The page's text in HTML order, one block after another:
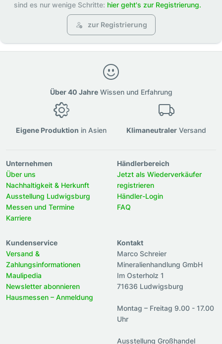
sind es nur wenige Schritte: hier geht's zur Registrierung.
zur Registrierung
Über 40 JahreWissen und Erfahrung
Eigene Produktion in Asien Klimaneutraler Versand
Unternehmen
Über uns
Nachhaltigkeit & Herkunft
Ausstellung Ludwigsburg
Messen und Termine
Karriere
Händlerbereich
Jetzt als Wiederverkäufer
registrieren
Händler-Login
FAQ
Kundenservice
Versand &
Zahlungsinformationen
Maulipedia
Newsletter abonnieren
Hausmessen – Anmeldung
Kontakt
Marco Schreier
Mineralienhandlung GmbH
Im Osterholz 1
71636 Ludwigsburg
Montag – Freitag 9.00 - 17.00
Uhr
Ausstellung Großhandel